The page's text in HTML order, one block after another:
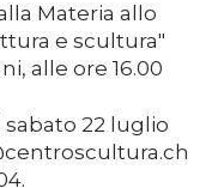
Materia allo
e scultura"
alle ore 16.00
sabato 22 luglio